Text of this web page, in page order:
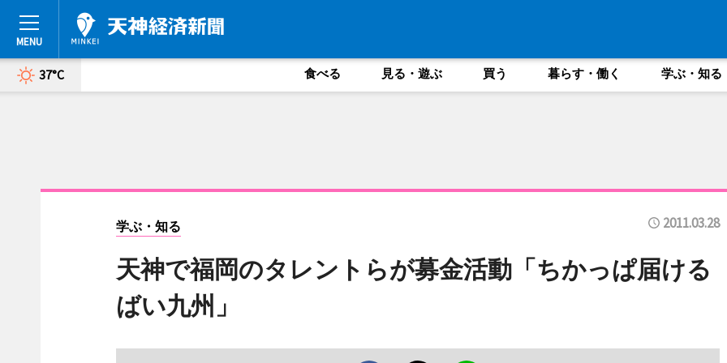
37°C 食べる 見る・遊ぶ 買う 暮らす・働く 学ぶ・知る
学ぶ・知る 2011.03.28
天神で福岡のタレントらが募金活動「ちかっぱ届ける
ばい九州」